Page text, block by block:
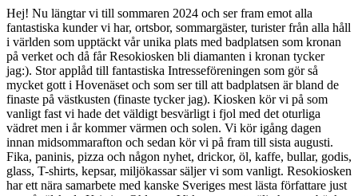
Hej! Nu längtar vi till sommaren 2024 och ser fram emot alla
fantastiska kunder vi har, ortsbor, sommargäster, turister från alla håll
i världen som upptäckt vår unika plats med badplatsen som kronan
på verket och då får Resokiosken bli diamanten i kronan tycker
jag:). Stor applåd till fantastiska Intresseföreningen som gör så
mycket gott i Hovenäset och som ser till att badplatsen är bland de
finaste på västkusten (finaste tycker jag). Kiosken kör vi på som
vanligt fast vi hade det väldigt besvärligt i fjol med det oturliga
vädret men i år kommer värmen och solen. Vi kör igång dagen
innan midsommarafton och sedan kör vi på fram till sista augusti.
Fika, paninis, pizza och någon nyhet, drickor, öl, kaffe, bullar, godis,
glass, T-shirts, kepsar, miljökassar säljer vi som vanligt. Resokiosken
har ett nära samarbete med kanske Sveriges mest lästa författare just